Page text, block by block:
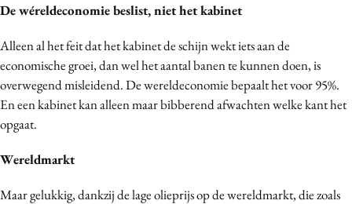
Martech
Media
Merkstrategie
Purpose Marketing
Reputatie & crisis
De wéreldeconomie beslist, niet het kabinet
Alleen al het feit dat het kabinet de schijn wekt iets aan de
economische groei, dan wel het aantal banen te kunnen doen, is
overwegend misleidend. De wereldeconomie bepaalt het voor 95%.
En een kabinet kan alleen maar bibberend afwachten welke kant het
opgaat.
Wereldmarkt
Maar gelukkig, dankzij de lage olieprijs op de wereldmarkt, die zoals